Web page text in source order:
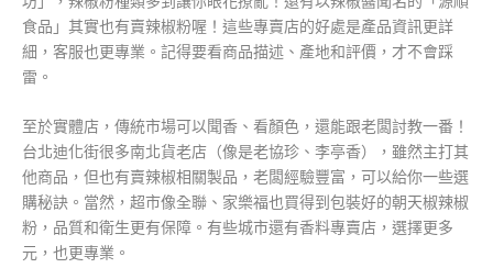
食品」其實也有賣辣椒粉喔！這些專賣店的好處是產品資訊更詳
細，客服也更專業。記得要看商品描述、產地和評價，才不會踩
雷。
至於實體店，傳統市場可以聞香、看顏色，還能跟老闆討教一番！
台北迪化街很多南北貨老店（像是老協珍、李亭香），雖然主打其
他商品，但也有賣辣椒相關製品，老闆經驗豐富，可以給你一些選
購秘訣。當然，超市像全聯、家樂福也買得到包裝好的朝天椒辣椒
粉，品質和衛生更有保障。有些城市還有香料專賣店，選擇更多
元，也更專業。